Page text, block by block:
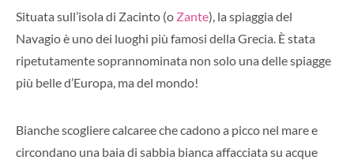
Situata sull’isola di Zacinto (o Zante), la spiaggia del
Navagio è uno dei luoghi più famosi della Grecia. È stata
ripetutamente soprannominata non solo una delle spiagge
più belle d’Europa, ma del mondo!
Bianche scogliere calcaree che cadono a picco nel mare e
circondano una baia di sabbia bianca affacciata su acque